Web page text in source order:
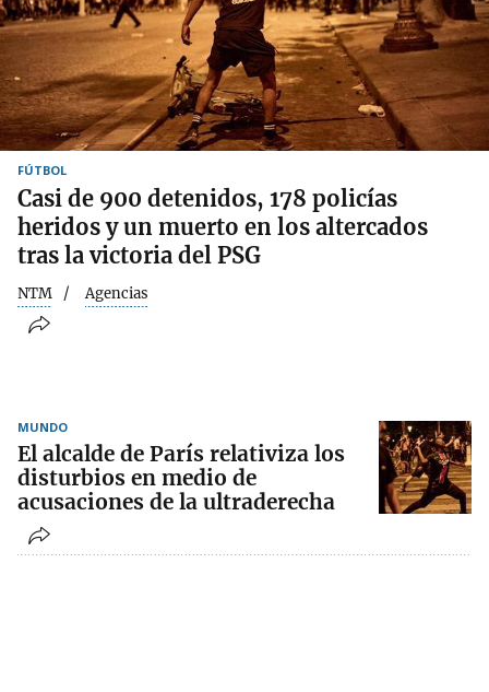
FÚTBOL
Casi de 900 detenidos, 178 policías
heridos y un muerto en los altercados
tras la victoria del PSG
NTM Agencias
MUNDO
El alcalde de París relativiza los
disturbios en medio de
acusaciones de la ultraderecha